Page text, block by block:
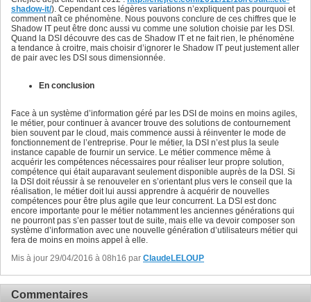
shadow-it/). Cependant ces légères variations n’expliquent pas pourquoi et
comment naît ce phénomène. Nous pouvons conclure de ces chiffres que le
Shadow IT peut être donc aussi vu comme une solution choisie par les DSI.
Quand la DSI découvre des cas de Shadow IT et ne fait rien, le phénomène
a tendance à croitre, mais choisir d’ignorer le Shadow IT peut justement aller
de pair avec les DSI sous dimensionnée.
En conclusion
Face à un système d’information géré par les DSI de moins en moins agiles,
le métier, pour continuer à avancer trouve des solutions de contournement
bien souvent par le cloud, mais commence aussi à réinventer le mode de
fonctionnement de l’entreprise. Pour le métier, la DSI n’est plus la seule
instance capable de fournir un service. Le métier commence même à
acquérir les compétences nécessaires pour réaliser leur propre solution,
compétence qui était auparavant seulement disponible auprès de la DSI. Si
la DSI doit réussir à se renouveler en s’orientant plus vers le conseil que la
réalisation, le métier doit lui aussi apprendre à acquérir de nouvelles
compétences pour être plus agile que leur concurrent. La DSI est donc
encore importante pour le métier notamment les anciennes générations qui
ne pourront pas s’en passer tout de suite, mais elle va devoir composer son
système d’information avec une nouvelle génération d’utilisateurs métier qui
fera de moins en moins appel à elle.
Mis à jour 29/04/2016 à 08h16 par ClaudeLELOUP
Commentaires